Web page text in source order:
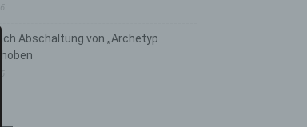
Abschaltung von „Archetyp